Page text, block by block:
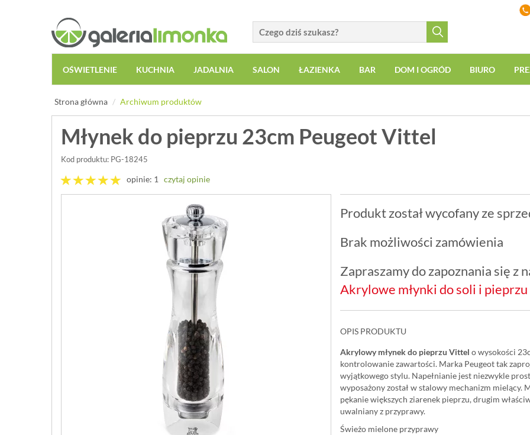
OŚWIETLENIE KUCHNIA JADALNIA SALON ŁAZIENKA BAR DOM I OGRÓD BIURO
Strona główna Archiwum produktów
Młynek do pieprzu 23cm Peugeot Vittel
Kod produktu: PG-18245
opinie: 1 czytaj opinie
Produkt został wycofany ze
Brak możliwości zamówienia
Zapraszamy do zapoznania się z
Akrylowe młynki do soli i pieprzu
OPIS PRODUKTU
Akrylowy młynek do pieprzu Vittel o wysokości
kontrolowanie zawartości. Marka Peugeot tak
wyjątkowego stylu. Napełnianie jest niezwykle
wyposażony został w stalowy mechanizm
pękanie większych ziarenek pieprzu, drugim
uwalniany z przyprawy.
Świeżo mielone przyprawy